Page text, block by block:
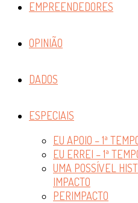
EMPREENDEDORES
OPINIÃO
DADOS
ESPECIAIS
EU APOIO – 1ª
EU ERREI – 1ª
UMA POSSÍVEL
IMPACTO
PERIMPACTO